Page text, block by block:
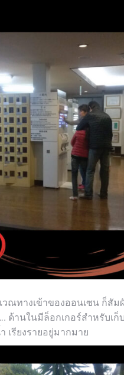
วณทางเข้าของออนเซน ก็สั
านในมีล็อกเกอร์สำหรับเก็
เรียงรายอยู่มากมาย